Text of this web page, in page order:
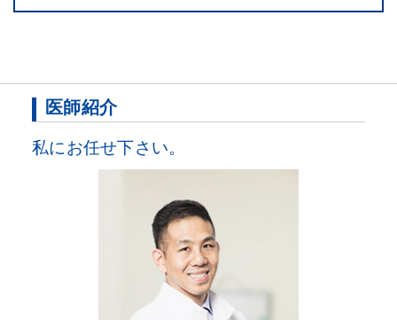
医師紹介
私にお任せ下さい。